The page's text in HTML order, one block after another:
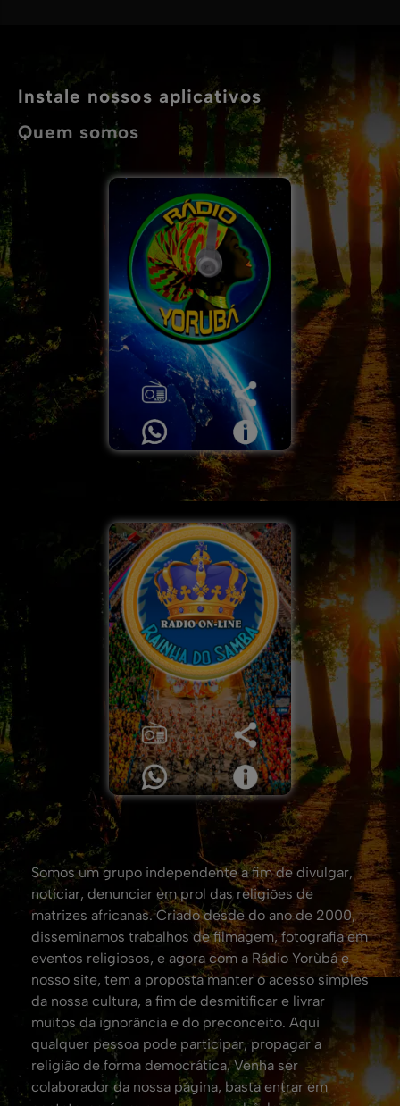
Instale nossos aplicativos
Quem somos
Somos um grupo independente a fim de divulgar,
noticiar, denunciar em prol das religiões de
matrizes africanas. Criado desde do ano de 2000,
disseminamos trabalhos de filmagem, fotografia em
eventos religiosos, e agora com a Rádio Yorùbá e
nosso site, tem a proposta manter o acesso simples
da nossa cultura, a fim de desmitificar e livrar
muitos da ignorância e do preconceito. Aqui
qualquer pessoa pode participar, propagar a
religião de forma democrática. Venha ser
colaborador da nossa página, basta entrar em